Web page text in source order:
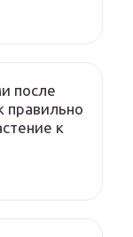
после
правильно
к